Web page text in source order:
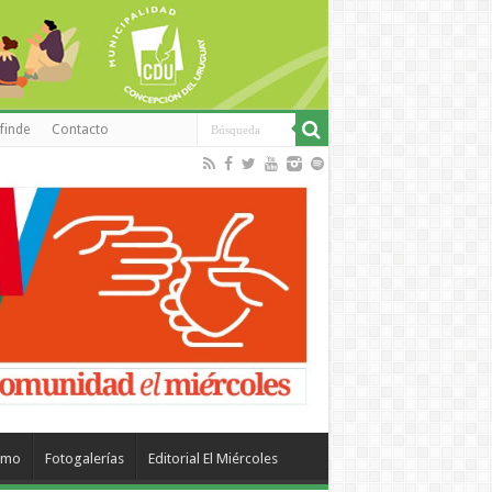
Contacto
Fotogalerías Editorial El Miércoles